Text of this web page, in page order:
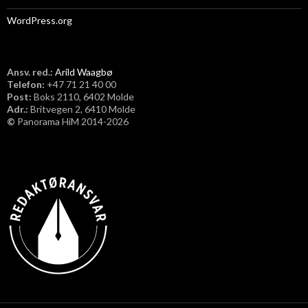
WordPress.org
Ansv. red.: Arild Waagbø
Telefon: ​+47 71 21 40 00
Post: Boks 2110, 6402 Molde
Adr.: Britvegen 2, 6410 Molde
© Panorama HiM 2014-2026